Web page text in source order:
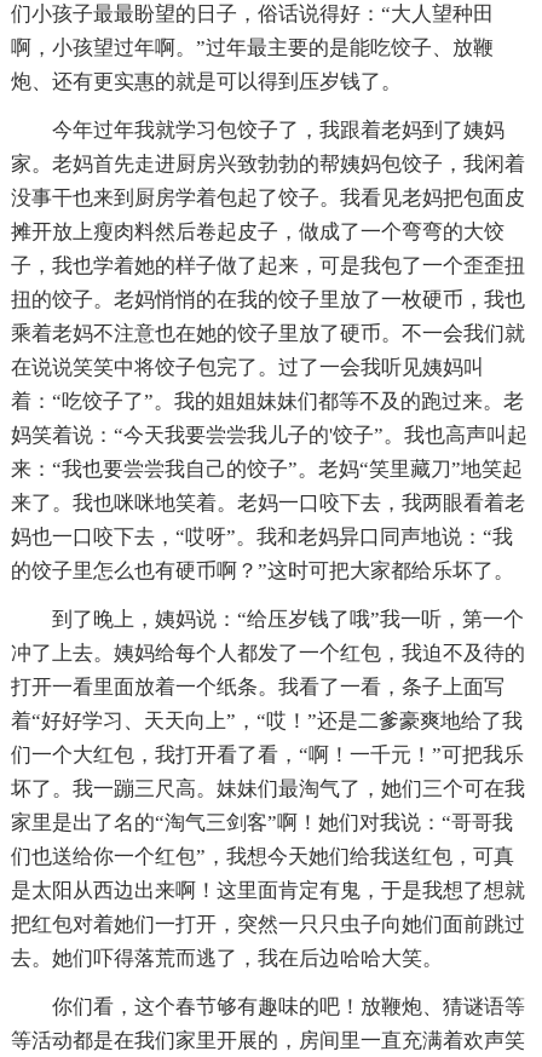
们小孩子最最盼望的日子，俗话说得好：“大人望种田
啊，小孩望过年啊。”过年最主要的是能吃饺子、放鞭
炮、还有更实惠的就是可以得到压岁钱了。
今年过年我就学习包饺子了，我跟着老妈到了姨妈
家。老妈首先走进厨房兴致勃勃的帮姨妈包饺子，我闲着
没事干也来到厨房学着包起了饺子。我看见老妈把包面皮
摊开放上瘦肉料然后卷起皮子，做成了一个弯弯的大饺
子，我也学着她的样子做了起来，可是我包了一个歪歪扭
扭的饺子。老妈悄悄的在我的饺子里放了一枚硬币，我也
乘着老妈不注意也在她的饺子里放了硬币。不一会我们就
在说说笑笑中将饺子包完了。过了一会我听见姨妈叫
着：“吃饺子了”。我的姐姐妹妹们都等不及的跑过来。老
妈笑着说：“今天我要尝尝我儿子的'饺子”。我也高声叫起
来：“我也要尝尝我自己的饺子”。老妈“笑里藏刀”地笑起
来了。我也咪咪地笑着。老妈一口咬下去，我两眼看着老
妈也一口咬下去，“哎呀”。我和老妈异口同声地说：“我
的饺子里怎么也有硬币啊？”这时可把大家都给乐坏了。
到了晚上，姨妈说：“给压岁钱了哦”我一听，第一个
冲了上去。姨妈给每个人都发了一个红包，我迫不及待的
打开一看里面放着一个纸条。我看了一看，条子上面写
着“好好学习、天天向上”，“哎！”还是二爹豪爽地给了我
们一个大红包，我打开看了看，“啊！一千元！”可把我乐
坏了。我一蹦三尺高。妹妹们最淘气了，她们三个可在我
家里是出了名的“淘气三剑客”啊！她们对我说：“哥哥我
们也送给你一个红包”，我想今天她们给我送红包，可真
是太阳从西边出来啊！这里面肯定有鬼，于是我想了想就
把红包对着她们一打开，突然一只只虫子向她们面前跳过
去。她们吓得落荒而逃了，我在后边哈哈大笑。
你们看，这个春节够有趣味的吧！放鞭炮、猜谜语等
等活动都是在我们家里开展的，房间里一直充满着欢声笑